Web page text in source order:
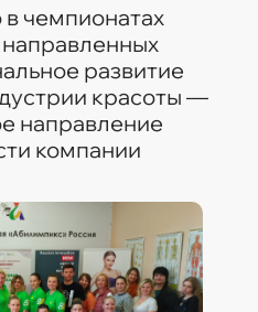
чемпионатах
направленных
развитие
красоты —
направление
компании